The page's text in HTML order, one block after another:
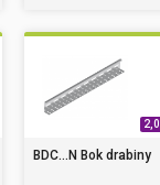
2,0
BDC...N Bok drabiny